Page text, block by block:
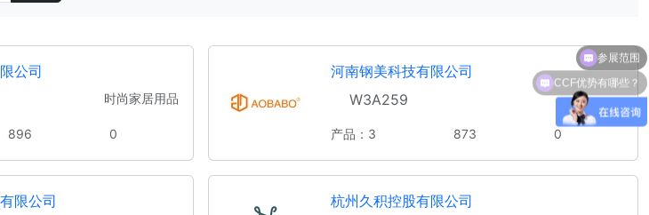
公司
时尚家居用品
896 0
河南钢美科技有限公司
W3A259
产品：3 873 0
限公司
杭州久积控股有限公司
CCF优势有哪些？